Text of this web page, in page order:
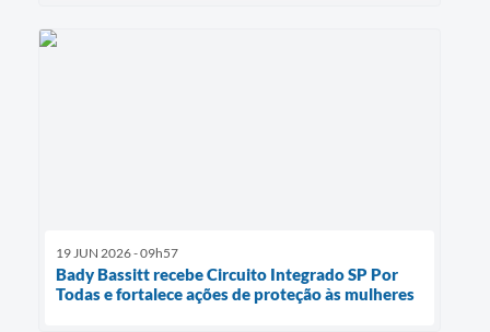
19 JUN 2026 - 09h57
Bady Bassitt recebe Circuito Integrado SP Por
Todas e fortalece ações de proteção às mulheres